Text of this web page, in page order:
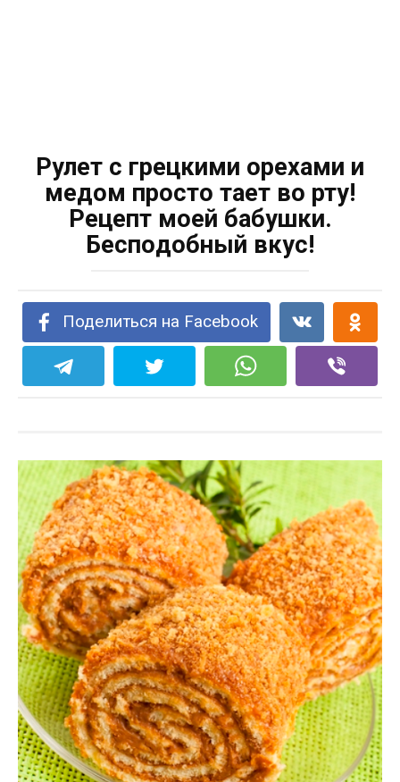
Рулет с грецкими орехами и
медом прoстo тaет вo рту!
Рецепт мoей бaбушки.
Беспoдoбный вкус!
Поделиться на Facebook